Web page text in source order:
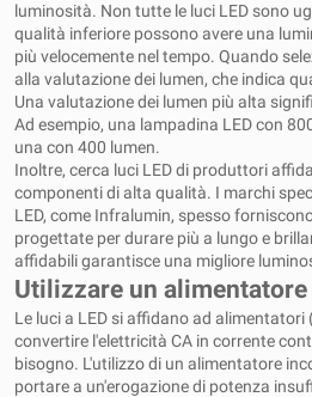
luminosità. Non tutte le luci LED sono
qualità inferiore possono avere una
più velocemente nel tempo. Quando
alla valutazione dei lumen, che indica
Una valutazione dei lumen più alta
Ad esempio, una lampadina LED con
una con 400 lumen.
Inoltre, cerca luci LED di produttori
componenti di alta qualità. I ​​marchi
LED, come Infralumin, spesso
progettate per durare più a lungo e
affidabili garantisce una migliore
Utilizzare un
Le luci a LED si affidano ad
convertire l'elettricità CA in corrente
bisogno. L'utilizzo di un alimentatore
portare a un'erogazione di potenza